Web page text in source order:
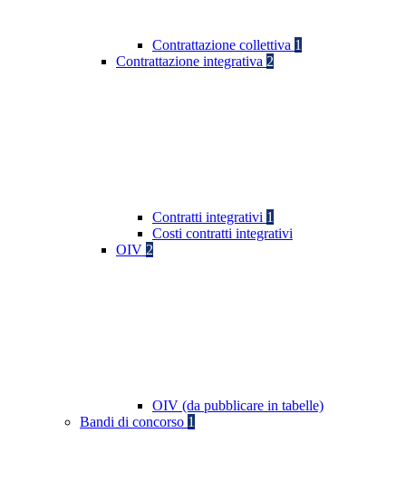
Contrattazione collettiva 1
Contrattazione integrativa 2
Contratti integrativi 1
Costi contratti integrativi
OIV 2
OIV (da pubblicare in tabelle)
Bandi di concorso 1